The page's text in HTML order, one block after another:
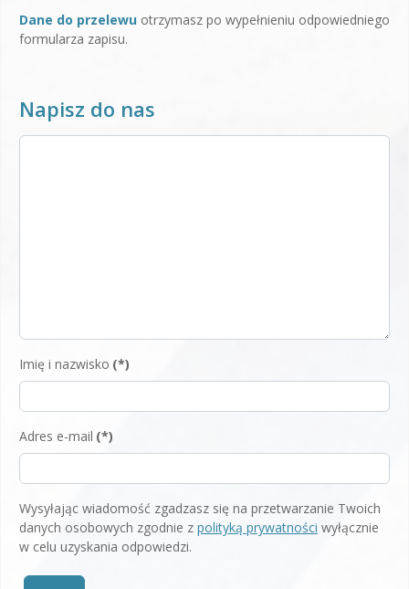
Dane do przelewu otrzymasz po wypełnieniu odpowiedniego
formularza zapisu.
Napisz do nas
Imię i nazwisko (*)
Adres e-mail (*)
Wysyłając wiadomość zgadzasz się na przetwarzanie Twoich
danych osobowych zgodnie z polityką prywatności wyłącznie
w celu uzyskania odpowiedzi.